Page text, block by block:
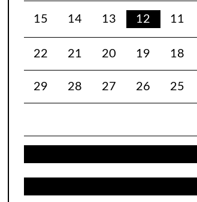
11
12
13
14
15
18
19
20
21
22
25
26
27
28
29